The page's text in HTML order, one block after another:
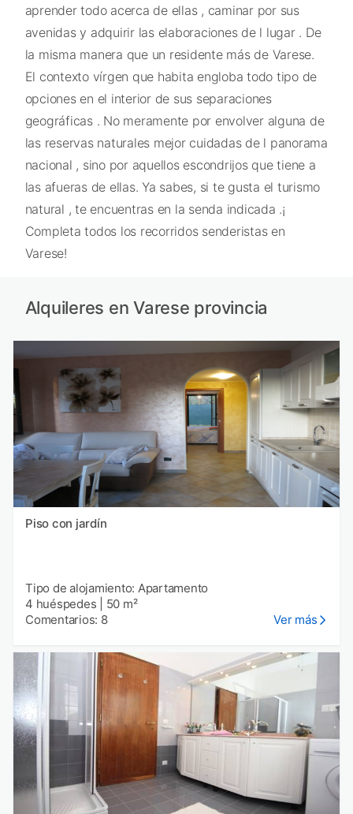
aprender todo acerca de ellas , caminar por sus
avenidas y adquirir las elaboraciones de l lugar . De
la misma manera que un residente más de Varese.
El contexto vírgen que habita engloba todo tipo de
opciones en el interior de sus separaciones
geográficas . No meramente por envolver alguna de
las reservas naturales mejor cuidadas de l panorama
nacional , sino por aquellos escondrijos que tiene a
las afueras de ellas. Ya sabes, si te gusta el turismo
natural , te encuentras en la senda indicada .¡
Completa todos los recorridos senderistas en
Varese!
Alquileres en Varese provincia
Piso con jardín
Tipo de alojamiento: Apartamento
4 huéspedes
50 m²
Comentarios: 8
Ver más